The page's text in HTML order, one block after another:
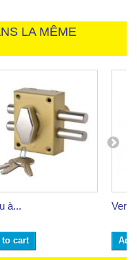
LA MÊME
à...
to cart